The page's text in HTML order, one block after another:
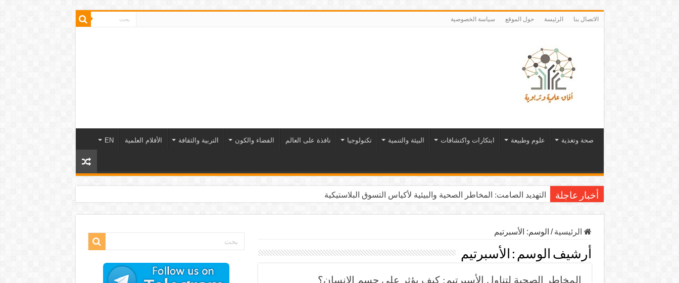
الاتصال بنا الرئيسة حول الموقع سياسة الخصوصية
صحة وتغذية علوم وطبيعة ابتكارات واكتشافات البيئة والتنمية تكنولوجيا نافذة على العالم الفضاء والكون التربية والثقافة الأفلام العلمية EN
أخبار عاجلة التهديد الصامت: المخاطر الصحية والبيئية لأكياس التسوق البلاستيكية
الرئيسية / الوسم: الأسبرتيم
أرشيف الوسم : الأسبرتيم
المخاطر الصحية لتناول الأسبرتيم: كيف يؤثر على جسم الإنسان؟